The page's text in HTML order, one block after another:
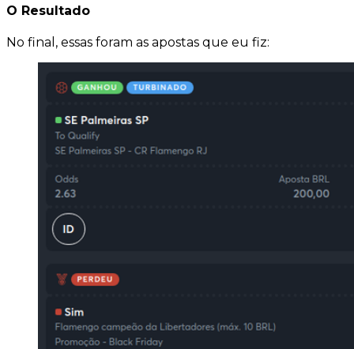
O Resultado
No final, essas foram as apostas que eu fiz: